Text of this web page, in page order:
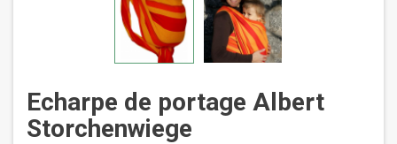
Echarpe de portage Albert
Storchenwiege